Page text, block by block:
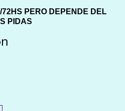
PERO DEPENDE DEL
PIDAS